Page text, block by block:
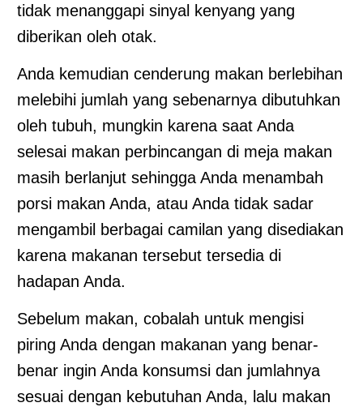
tidak menanggapi sinyal kenyang yang
diberikan oleh otak.
Anda kemudian cenderung makan berlebihan
melebihi jumlah yang sebenarnya dibutuhkan
oleh tubuh, mungkin karena saat Anda
selesai makan perbincangan di meja makan
masih berlanjut sehingga Anda menambah
porsi makan Anda, atau Anda tidak sadar
mengambil berbagai camilan yang disediakan
karena makanan tersebut tersedia di
hadapan Anda.
Sebelum makan, cobalah untuk mengisi
piring Anda dengan makanan yang benar-
benar ingin Anda konsumsi dan jumlahnya
sesuai dengan kebutuhan Anda, lalu makan